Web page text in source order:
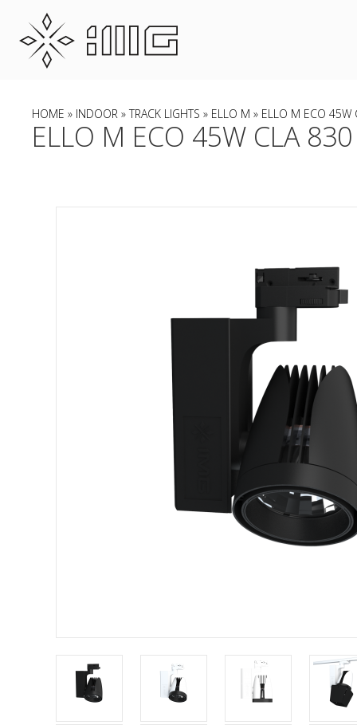
HOME » INDOOR »TRACK LIGHTS » ELLO M » ELLO M ECO 45W
ELLO M ECO 45W CLA